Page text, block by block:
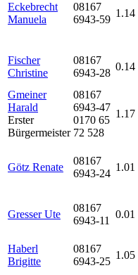
Eckebrecht
Manuela
08167
6943-59
1.14
Fischer
Christine
08167
6943-28
0.14
Gmeiner
Harald
Erster
Bürgermeister
08167
6943-47
0170 65
72 528
1.17
Götz Renate
08167
6943-24
1.01
Gresser Ute
08167
6943-11
0.01
Haberl
Brigitte
08167
6943-25
1.05